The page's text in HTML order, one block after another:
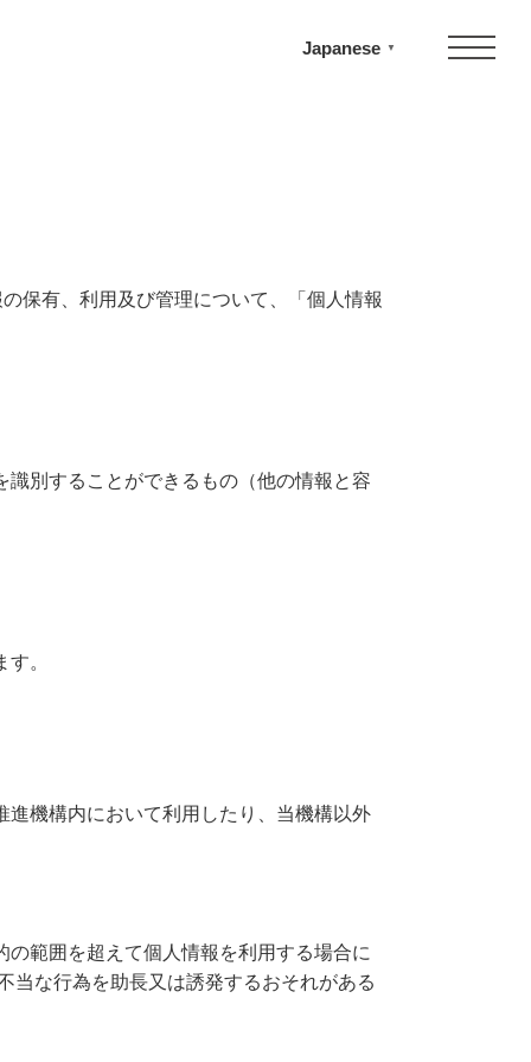
保有、利用及び管理について、「個人情報
別することができるもの（他の情報と容
。
機構内において利用したり、当機構以外
範囲を超えて個⼈情報を利⽤する場合に
当な行為を助長又は誘発するおそれがある
Japanese ▼